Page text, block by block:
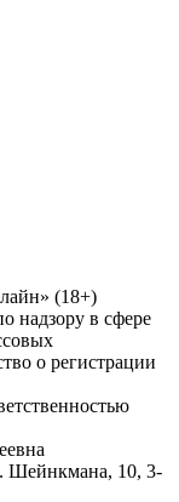
(18+)
надзору в сфере
о регистрации
Шейнкмана, 10, 3-